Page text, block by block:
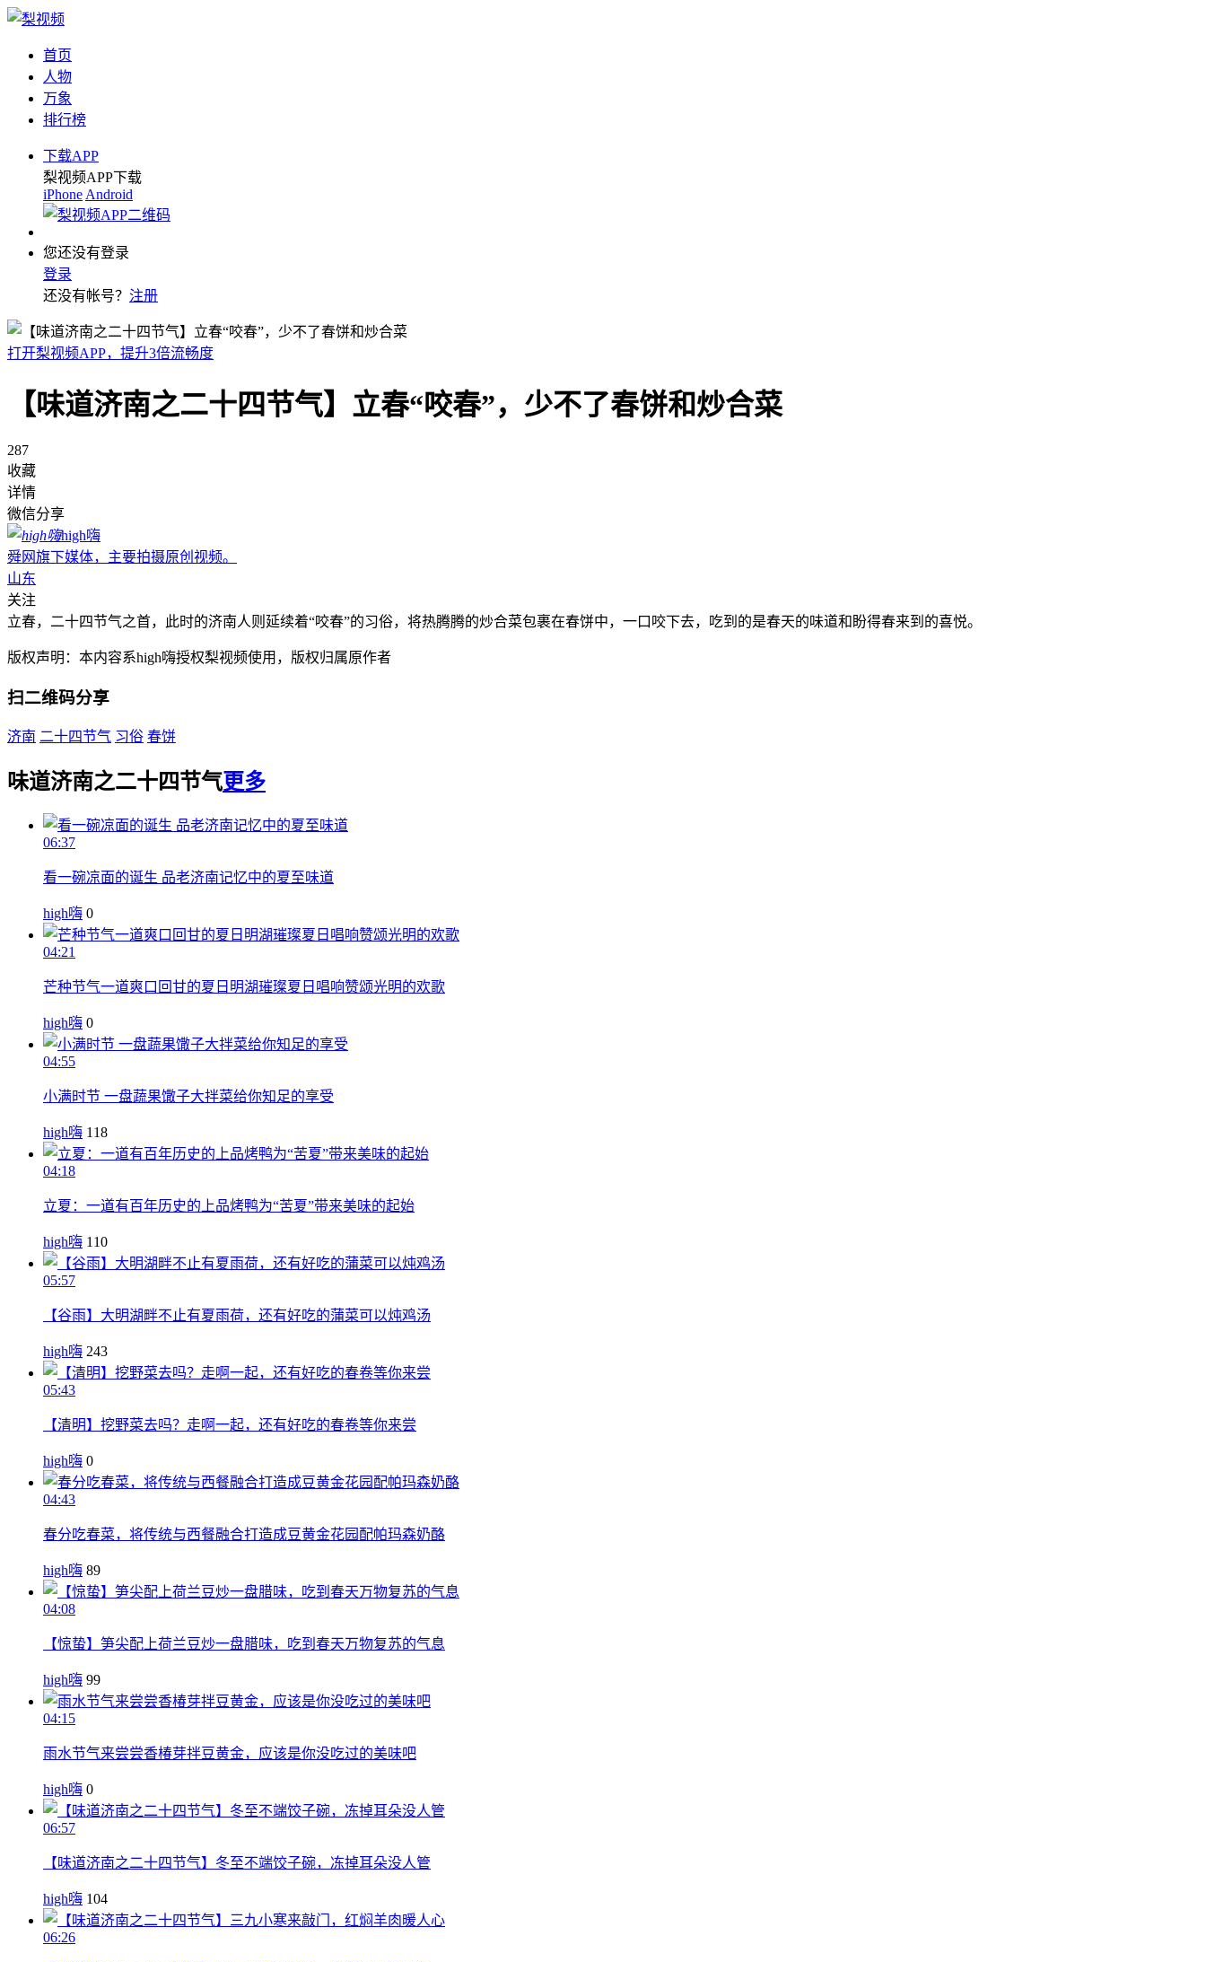
首页
人物
万象
排行榜
下载APP
梨视频APP下载
iPhone Android
您还没有登录
登录
还没有帐号？ 注册
打开梨视频APP，提升3倍流畅度
【味道济南之二十四节气】立春“咬春”，少不了春饼和炒合菜
287
收藏
详情
微信分享
high嗨
舜网旗下媒体，主要拍摄原创视频。
山东
关注
立春，二十四节气之首，此时的济南人则延续着“咬春”的习俗，将热腾腾的炒合菜包裹在春饼中，一口咬下去，吃到的是春天的味道和盼得春来到的喜悦。
版权声明：本内容系high嗨授权梨视频使用，版权归属原作者
扫二维码分享
济南 二十四节气 习俗 春饼
味道济南之二十四节气更多
06:37
看一碗凉面的诞生 品老济南记忆中的夏至味道
high嗨 0
04:21
芒种节气一道爽口回甘的夏日明湖璀璨夏日唱响赞颂光明的欢歌
high嗨 0
04:55
小满时节 一盘蔬果馓子大拌菜给你知足的享受
high嗨 118
04:18
立夏：一道有百年历史的上品烤鸭为“苦夏”带来美味的起始
high嗨 110
05:57
【谷雨】大明湖畔不止有夏雨荷，还有好吃的蒲菜可以炖鸡汤
high嗨 243
05:43
【清明】挖野菜去吗？走啊一起，还有好吃的春卷等你来尝
high嗨 0
04:43
春分吃春菜，将传统与西餐融合打造成豆黄金花园配帕玛森奶酪
high嗨 89
04:08
【惊蛰】笋尖配上荷兰豆炒一盘腊味，吃到春天万物复苏的气息
high嗨 99
04:15
雨水节气来尝尝香椿芽拌豆黄金，应该是你没吃过的美味吧
high嗨 0
06:57
【味道济南之二十四节气】冬至不端饺子碗，冻掉耳朵没人管
high嗨 104
06:26